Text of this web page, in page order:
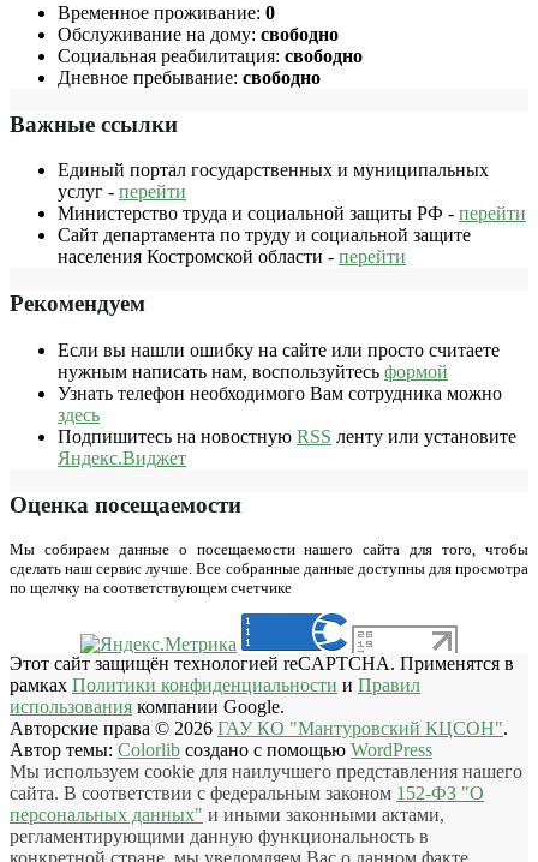
Временное проживание: 0
Обслуживание на дому: свободно
Социальная реабилитация: свободно
Дневное пребывание: свободно
Важные ссылки
Единый портал государственных и муниципальных
услуг - перейти
Министерство труда и социальной защиты РФ - перейти
Сайт департамента по труду и социальной защите
населения Костромской области - перейти
Рекомендуем
Если вы нашли ошибку на сайте или просто считаете
нужным написать нам, воспользуйтесь формой
Узнать телефон необходимого Вам сотрудника можно
здесь
Подпишитесь на новостную RSS ленту или установите
Яндекс.Виджет
Оценка посещаемости
Мы собираем данные о посещаемости нашего сайта для того, чтобы
сделать наш сервис лучше. Все собранные данные доступны для просмотра
по щелчку на соответствующем счетчике
Этот сайт защищён технологией reCAPTCHA. Применятся в
рамках Политики конфиденциальности и Правил
использования компании Google.
Авторские права © 2026 ГАУ КО "Мантуровский КЦСОН".
Автор темы: Colorlib создано с помощью WordPress
Мы используем cookie для наилучшего представления нашего
сайта. В соответствии с федеральным законом 152-ФЗ "О
персональных данных" и иными законными актами,
регламентирующими данную функциональность в